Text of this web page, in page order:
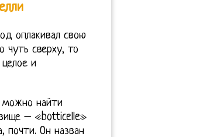
оплакивал свою
чуть сверху, то
и
найти
– «botticelle»
почти. Он назван